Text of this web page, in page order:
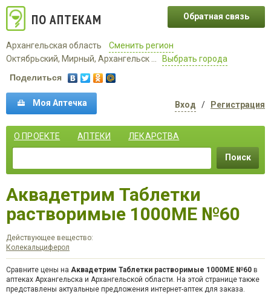
ПО АПТЕКАМ
Архангельская область
Сменить регион
Октябрьский, Мирный, Архангельск ...
Выбрать города
Обратная связь
Поделиться
Моя Аптечка Вход / Регистрация
О ПРОЕКТЕ АПТЕКИ ЛЕКАРСТВА
Поиск
Аквадетрим Таблетки
растворимые 1000МЕ №60
Действующее вещество:
Колекальциферол
Сравните цены на Аквадетрим Таблетки растворимые 1000МЕ №60 в
аптеках Архангельска и Архангельской области. На этой странице также
представлены актуальные предложения интернет-аптек для заказа.